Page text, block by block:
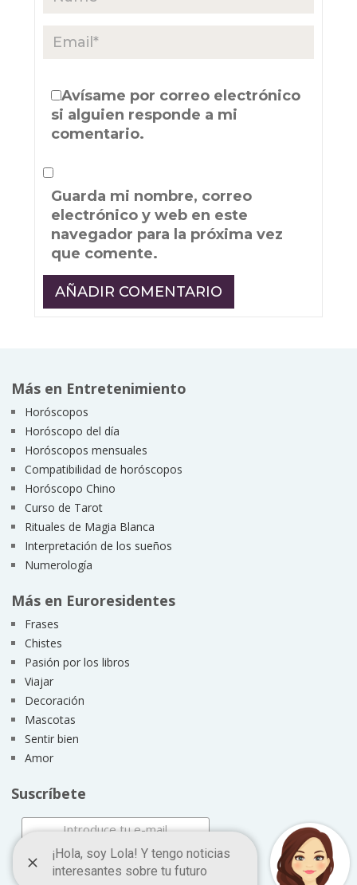
Avísame por correo electrónico
si alguien responde a mi
comentario.
Guarda mi nombre, correo
electrónico y web en este
navegador para la próxima vez
que comente.
Más en Entretenimiento
Horóscopos
Horóscopo del día
Horóscopos mensuales
Compatibilidad de horóscopos
Horóscopo Chino
Curso de Tarot
Rituales de Magia Blanca
Interpretación de los sueños
Numerología
Más en Euroresidentes
Frases
Chistes
Pasión por los libros
Viajar
Decoración
Mascotas
Sentir bien
Amor
Suscríbete